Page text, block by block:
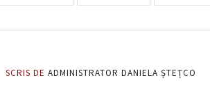
SCRIS DE ADMINISTRATOR DANIELA ȘTEȚCO